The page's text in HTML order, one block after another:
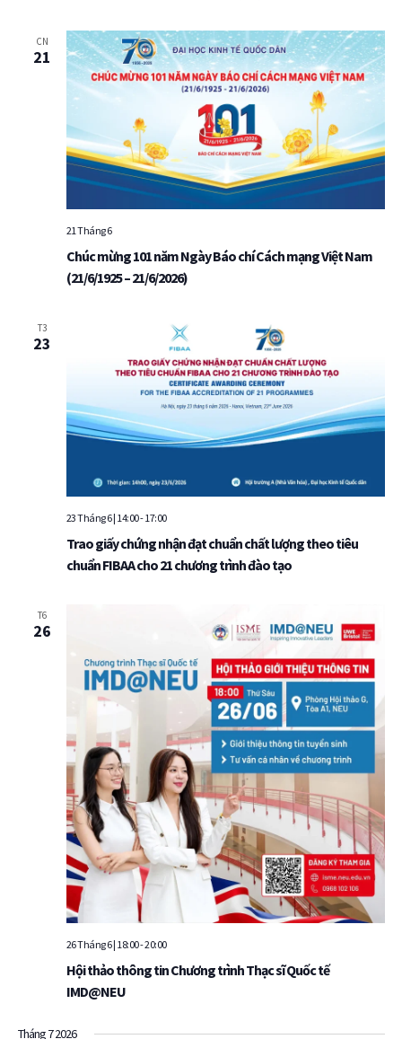
CN
21
21 Tháng 6
Chúc mừng 101 năm Ngày Báo chí Cách mạng Việt Nam
(21/6/1925 – 21/6/2026)
T3
23
23 Tháng 6 | 14:00-17:00
Trao giấy chứng nhận đạt chuẩn chất lượng theo tiêu
chuẩn FIBAA cho 21 chương trình đào tạo
T6
26
26 Tháng 6 | 18:00-20:00
Hội thảo thông tin Chương trình Thạc sĩ Quốc tế
IMD@NEU
Tháng 7 2026